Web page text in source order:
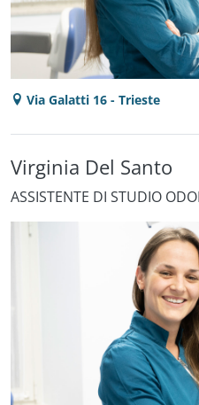
Via Galatti 16 - Trieste
Virginia Del Santo
ASSISTENTE DI STUDIO